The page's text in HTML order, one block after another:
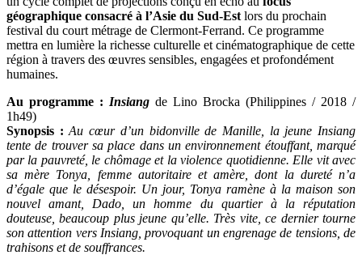
géographique consacré à l’Asie du Sud-Est lors du prochain
festival du court métrage de Clermont-Ferrand. Ce programme
mettra en lumière la richesse culturelle et cinématographique de cette
région à travers des œuvres sensibles, engagées et profondément
humaines.
Au programme : Insiang de Lino Brocka (Philippines / 2018 /
1h49)
Synopsis : Au cœur d’un bidonville de Manille, la jeune Insiang
tente de trouver sa place dans un environnement étouffant, marqué
par la pauvreté, le chômage et la violence quotidienne. Elle vit avec
sa mère Tonya, femme autoritaire et amère, dont la dureté n’a
d’égale que le désespoir. Un jour, Tonya ramène à la maison son
nouvel amant, Dado, un homme du quartier à la réputation
douteuse, beaucoup plus jeune qu’elle. Très vite, ce dernier tourne
son attention vers Insiang, provoquant un engrenage de tensions, de
trahisons et de souffrances.